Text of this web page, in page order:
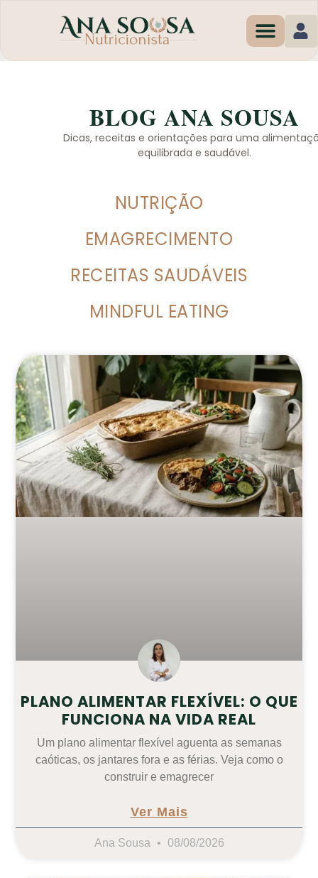
BLOG ANA SOUSA
Dicas, receitas e orientações para uma
equilibrada e saudável.
NUTRIÇÃO
EMAGRECIMENTO
RECEITAS SAUDÁVEIS
MINDFUL EATING
PLANO ALIMENTAR FLEXÍVEL: O QUE
FUNCIONA NA VIDA REAL
Um plano alimentar flexível aguenta as semanas
caóticas, os jantares fora e as férias. Veja como o
construir e emagrecer
Ver Mais
Ana Sousa 08/08/2026